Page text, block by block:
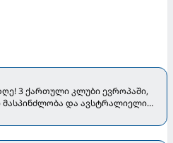
3 ქართული კლუბი ევროპაში,
მასპინძლობა და ავსტრალიელი